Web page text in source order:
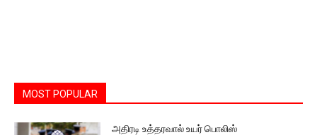
MOST POPULAR
அதிரடி உத்தரவால் உயர் பொலிஸ்